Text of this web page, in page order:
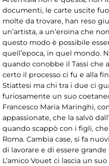
documenti, le carte uscite
molte da trovare, han reso
un’artista, a un’eroina che
questo modo è possibile
quell’epoca, in quel mondo.
quando conobbe il Tassi che
certo il processo ci fu e alla
Stiattesi ma chi tra i due ci
furiosamente un suo
Francesco Maria Maringhi,
appassionate, che la salvò
quando scappò con i figli,
Roma. Cambia case, si fa
di lavorare e di essere
L’amico Vouet ci lascia un